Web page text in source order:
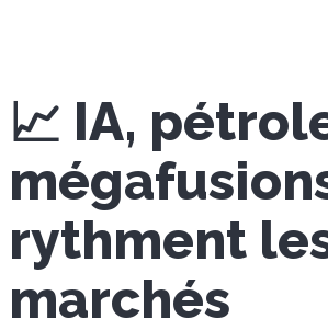
📈 IA,
rythment
marchés